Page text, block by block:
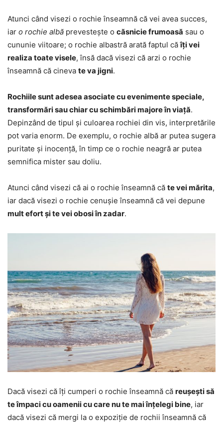
Atunci când visezi o rochie înseamnă că vei avea succes,
iar o rochie albă prevestește o căsnicie frumoasă sau o
cununie viitoare; o rochie albastră arată faptul căîți vei
realiza toate visele, însă dacă visezi că arzi o rochie
înseamnă că cineva te va jigni.
Rochiile sunt adesea asociate cu evenimente speciale,
transformări sau chiar cu schimbări majore în viață.
Depinzând de tipul și culoarea rochiei din vis, interpretările
pot varia enorm. De exemplu, o rochie albă ar putea sugera
puritate și inocență, în timp ce o rochie neagră ar putea
semnifica mister sau doliu.
Atunci când visezi că ai o rochie înseamnă că te vei mărita,
iar dacă visezi o rochie cenușie înseamnă că vei depune
mult efort și te vei obosi în zadar.
Dacă visezi că îți cumperi o rochie înseamnă că reușești să
te împaci cu oamenii cu care nu te mai înțelegi bine, iar
dacă visezi că mergi la o expoziție de rochii înseamnă că